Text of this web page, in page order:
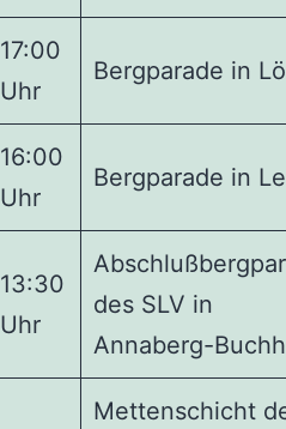
17:00
Uhr
Bergparade in
16:00
Uhr
Bergparade in
13:30
Uhr
des SLV in
Annaberg-
Mettenschicht